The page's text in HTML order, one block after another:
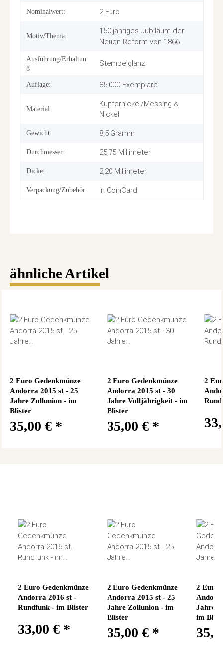
Nominalwert: 2 Euro
Motiv/Thema:
150-jähriges Jubiläum der
Neuen Reform von 1866
Ausführung/Erhaltun
g:
Stempelglanz
Auflage: 85.000 Exemplare
Material:
Kupfernickel/Messing &
Nickel
Gewicht: 8,5 Gramm
Durchmesser: 25,75 Millimeter
Dicke: 2,20 Millimeter
Verpackung/Zubehör: in CoinCard
ähnliche Artikel
2 Euro Gedenkmünze
Andorra 2015 st - 25
Jahre Zollunion - im
Blister
35,00 € *
2 Euro Gedenkmünze
Andorra 2015 st - 30
Jahre Volljährigkeit - im
Blister
35,00 € *
2
2 Euro Gedenkmünze
Andorra 2016 st -
Rundfunk - im Blister
33,00 € *
2 Euro Gedenkmünze
Andorra 2015 st - 25
Jahre Zollunion - im
Blister
35,00 € *
2 Euro
Jahre
im